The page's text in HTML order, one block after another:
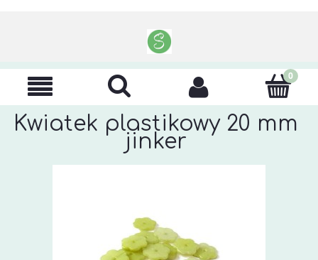
Kwiatek plastikowy 20 mm
jinker